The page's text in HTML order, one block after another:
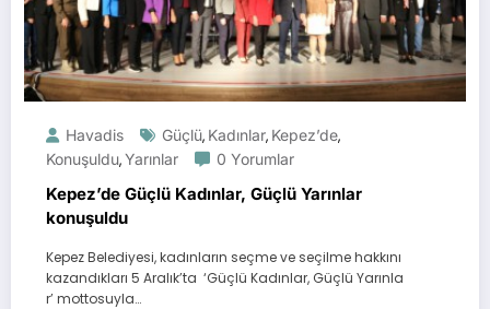
Havadis Güçlü, Kadınlar, Kepez’de,
Konuşuldu,Yarınlar 0 Yorumlar
Kepez’de Güçlü Kadınlar, Güçlü Yarınlar
konuşuldu
Kepez Belediyesi, kadınların seçme ve seçilme hakkını
kazandıkları 5 Aralık’ta ‘Güçlü Kadınlar, Güçlü Yarınla
r’ mottosuyla…